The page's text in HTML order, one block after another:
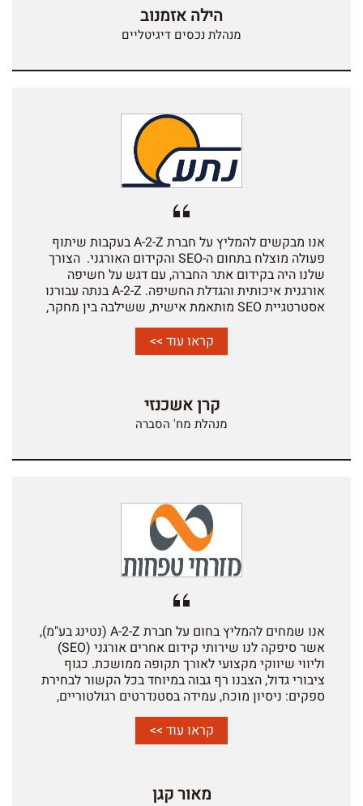
נשמח להמליץ על השירותים הדיגיטליים שהחברה
הילה אזמנוב
מנהלת נכסים דיגיטליים
אנו מבקשים להמליץ על חברת A-2-Z בעקבות שיתוף
פעולה מוצלח בתחום ה-SEO והקידום האורגני.
הצורך
שלנו היה בקידום אתר החברה, עם דגש על חשיפה
אורגנית איכותית והגדלת החשיפה
. A-2-Z בנתה עבורנו
אסטרטגיית SEO מותאמת אישית, ששילבה בין מחקר,
אופטימיזציה טכנית מתקדמת, תוכן וניהול של נכסים
הודות התהליך חווינו גידול מתמשך בתנועה
האורגנית ושיפור בדירוג Google
קראו עוד >>
קרן אשכנזי
מנהלת מח' הסברה
אנו שמחים להמליץ בחום על חברת A-2-Z (נטינג בע"מ),
אשר סיפקה לנו שירותי קידום אחרים אורגני (SEO)
וליווי שיווקי מקצועי לאורך תקופה ממושכת. כגוף
ציבורי גדול, הצבנו רף גבוה במיוחד בכל הקשור לבחירת
ספקים: ניסיון מוכח, עמידה בסטנדרטים רגולטוריים,
הבנה מעמיקה של עולם הנגישות, ויכולת להציג תוצאות
מדידות לאורך חברת A-2-Z עמדה בכל הדרישות - ואף
מעבר לכך. במסגרת העבודה המשותפת בוצע תהליך
לצרכים העסקיים שלנו. בתוך זמן סביר נרשמה עלייה
קראו עוד >>
מאור קגן